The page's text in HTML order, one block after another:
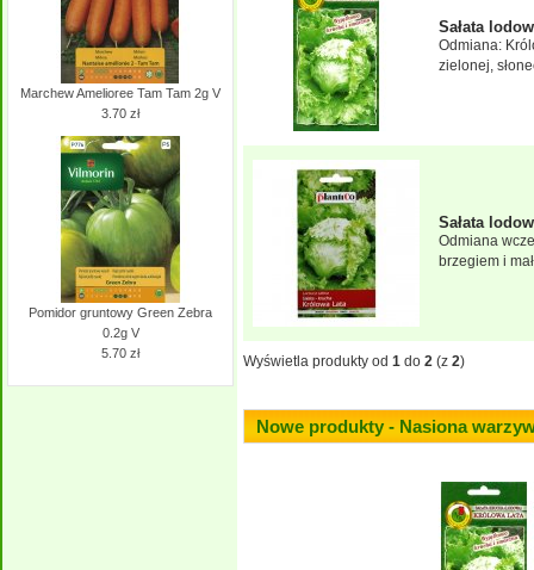
Marchew Amelioree Tam Tam 2g V
3.70 zł
Pomidor gruntowy Green Zebra
0.2g V
5.70 zł
Sałata
Odmiana:
zielonej,
Sałata
Odmiana
brzegiem i
Wyświetla produkty od 1 do 2 (z 2)
Nowe produkty - Nasiona